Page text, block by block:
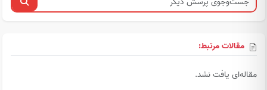
مقالات مرتبط:
مقاله‌ای یافت نشد.